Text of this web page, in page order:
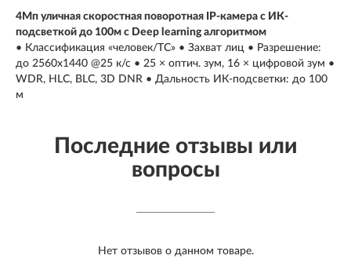
4Мп уличная скоростная поворотная IP-камера c ИК-
подсветкой до 100м с Deep learning алгоритмом
• Классификация «человек/ТС» • Захват лиц • Разрешение:
до 2560х1440 @25 к/с • 25 × оптич. зум, 16 × цифровой зум •
WDR, HLC, BLC, 3D DNR • Дальность ИК-подсветки: до 100
м
Последние отзывы или
вопросы
Нет отзывов о данном товаре.